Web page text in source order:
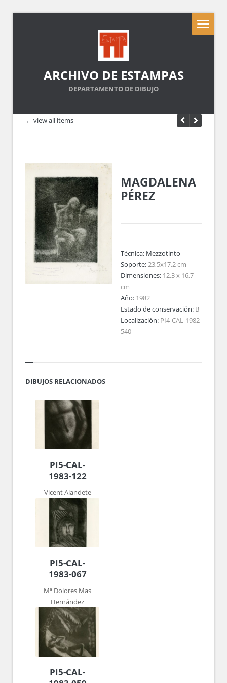
ARCHIVO DE ESTAMPAS
DEPARTAMENTO DE DIBUJO
← view all items
MAGDALENA
PÉREZ
Técnica: Mezzotinto
Soporte:23,5x17,2 cm
Dimensiones: 12,3 x 16,7
cm
Año: 1982
Estado de conservación: B
Localización: PI4-CAL-1982-
540
DIBUJOS RELACIONADOS
PI5-CAL-
1983-122
Vicent Alandete
PI5-CAL-
1983-067
Mª Dolores Mas
Hernández
PI5-CAL-